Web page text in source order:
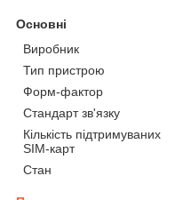
Основні
Виробник
Тип пристрою
Форм-фактор
Стандарт зв'язку
Кількість підтримуваних
SIM-карт
Стан